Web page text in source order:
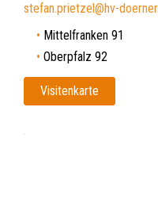
stefan.prietzel@hv-
Mittelfranken 91
Oberpfalz 92
Visitenkarte